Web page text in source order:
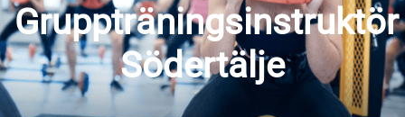
Gruppträningsinstruktör
Södertälje